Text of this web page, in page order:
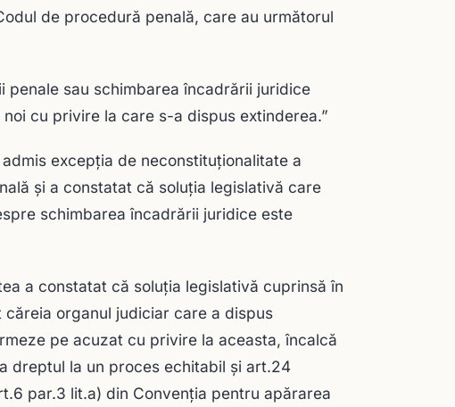
de procedură penală, care au următorul
penale sau schimbarea încadrării juridice
cu privire la care s-a dispus extinderea.”
excepţia de neconstituţionalitate a
şi a constatat că soluţia legislativă care
schimbarea încadrării juridice este
a constatat că soluţia legislativă cuprinsă în
organul judiciar care a dispus
pe acuzat cu privire la aceasta, încalcă
dreptul la un proces echitabil şi art.24
par.3 lit.a) din Convenţia pentru apărarea